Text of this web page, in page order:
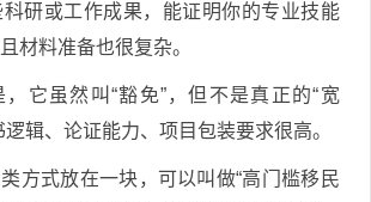
研或工作成果，能证明你的专业技能
材料准备也很复杂。
它虽然叫“豁免”，但不是真正的“宽
辑、论证能力、项目包装要求很高。
方式放在一块，可以叫做“高门槛移民